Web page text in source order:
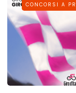
CONCORSI A